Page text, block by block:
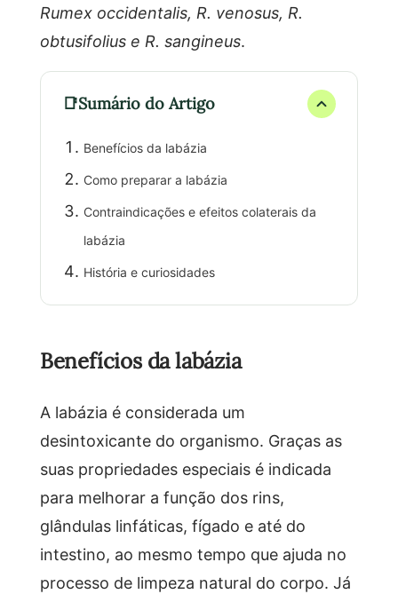
Rumex occidentalis, R. venosus, R.
obtusifolius e R. sangineus.
Sumário do Artigo
Benefícios da labázia
Como preparar a labázia
Contraindicações e efeitos colaterais da
labázia
História e curiosidades
Benefícios da labázia
A labázia é considerada um
desintoxicante do organismo. Graças as
suas propriedades especiais é indicada
para melhorar a função dos rins,
glândulas linfáticas, fígado e até do
intestino, ao mesmo tempo que ajuda no
processo de limpeza natural do corpo. Já